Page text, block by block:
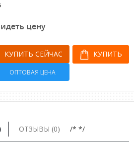
цену
КУПИТЬ
КУПИТЬ СЕЙЧАС
ОПТОВАЯ ЦЕНА
ОТЗЫВЫ (0) /* */